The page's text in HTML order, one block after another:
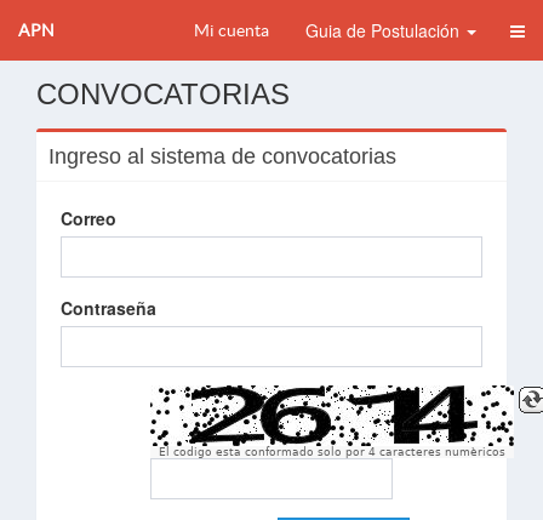
APN Mi cuenta Guia de Postulación
CONVOCATORIAS
Ingreso al sistema de convocatorias
Correo
Contraseña
El codigo esta conformado solo por 4 caracteres numèricos